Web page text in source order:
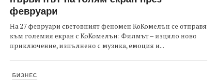
февруари
На 27 февруари световният феномен КоКомелън се отправя
към големия екран с КоКомелън: Филмът – изцяло ново
приключение, изпълнено с музика, емоция и...
БИЗНЕС